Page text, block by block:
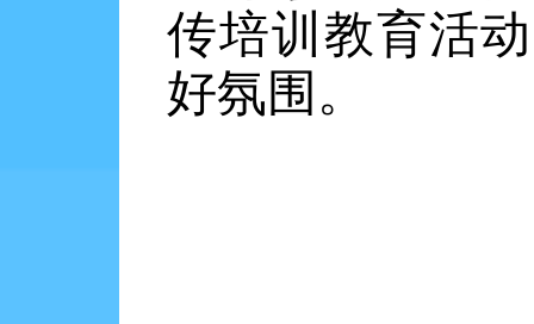
传培训教育活
好氛围。